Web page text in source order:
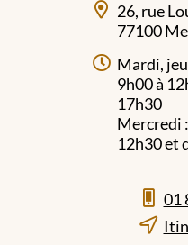
26, rue
77100
Mardi,
9h00 à
17h30
Mercredi
12h30 et
01